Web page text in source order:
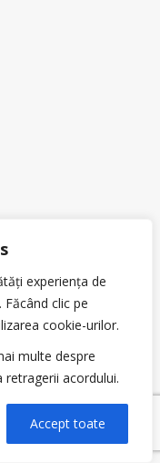
experiența de
Făcând clic pe
cookie-urilor.
multe despre
retragerii acordului.
Accept toate